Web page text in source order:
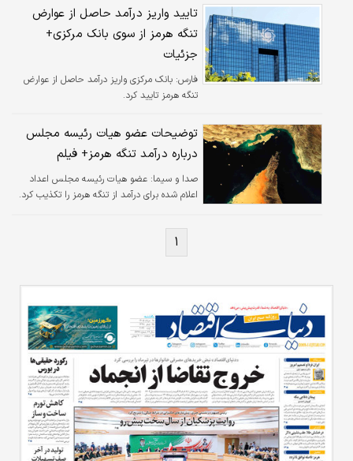
تایید واریز درآمد حاصل از عوارض
تنگه هرمز از سوی بانک مرکزی+
جزئیات
فارس: بانک مرکزی واریز درآمد حاصل از عوارض
تنگه هرمز تایید کرد.
توضیحات عضو هیات رئیسه مجلس
درباره درآمد تنگه هرمز+ فیلم
صدا و سیما: عضو هیات رئیسه مجلس اعداد
اعلام شده برای درآمد از تنگه هرمز را تکذیب کرد.
۱